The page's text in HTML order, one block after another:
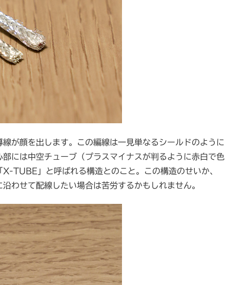
が顔を出します。この編線は一見単なるシールドのように
には中空チューブ（プラスマイナスが判るように赤白で色
TUBE」と呼ばれる構造とのこと。この構造のせいか、
わせて配線したい場合は苦労するかもしれません。